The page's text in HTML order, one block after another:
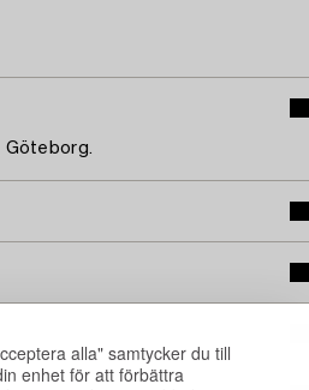
alla" samtycker du till
enhet för att förbättra
Göteborg.